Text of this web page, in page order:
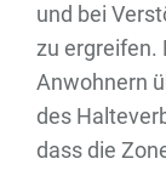
und bei
zu ergreifen.
Anwohnern
des
dass die